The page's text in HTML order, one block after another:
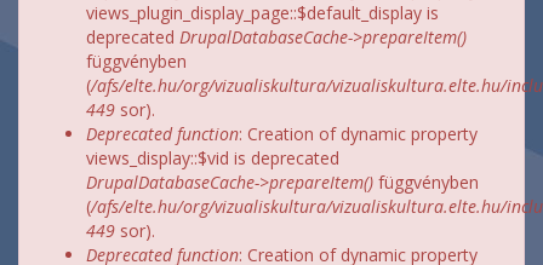
views_plugin_display_page::$default_display is
deprecated DrupalDatabaseCache->prepareItem()
függvényben
(/afs/elte.hu/org/vizualiskultura/vizualiskultura.elte.hu/
449 sor).
Deprecated function: Creation of dynamic property
views_display::$vid is deprecated
DrupalDatabaseCache->prepareItem() függvényben
(/afs/elte.hu/org/vizualiskultura/vizualiskultura.elte.hu/
449 sor).
Deprecated function: Creation of dynamic property